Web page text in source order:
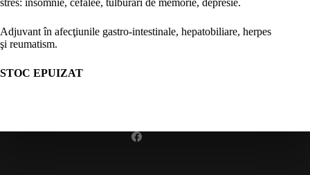
stres: insomnie, cefalee, tulburări de memorie, depresie.
Adjuvant în afecţiunile gastro-intestinale, hepatobiliare, herpes
şi reumatism.
STOC EPUIZAT